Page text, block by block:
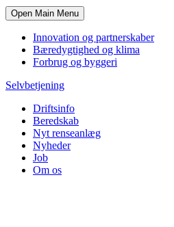
Open Main Menu
Innovation og partnerskaber
Bæredygtighed og klima
Forbrug og byggeri
Selvbetjening
Driftsinfo
Beredskab
Nyt renseanlæg
Nyheder
Job
Om os